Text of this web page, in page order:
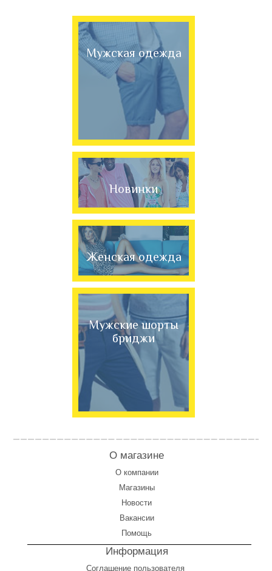
Мужская одежда
Новинки
Женская одежда
Мужские шорты
бриджи
О магазине
О компании
Магазины
Новости
Вакансии
Помощь
Информация
Соглашение пользователя